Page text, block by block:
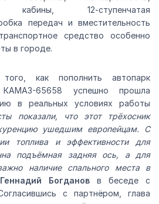
кабины, 12-ступенчатая
передач и вместительность
средство особенно
в городе.
как пополнить автопарк
65658 успешно прошла
в реальных условиях работы
показали, что этот трёхосник
ушедшим европейцам. С
топлива и эффективности для
подъёмная задняя ось, а для
наличие спального места в
Геннадий Богданов в беседе с
с партнёром, глава